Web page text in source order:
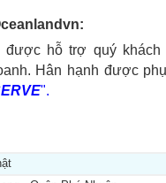
được hỗ trợ quý khách
Hân hạnh được
".